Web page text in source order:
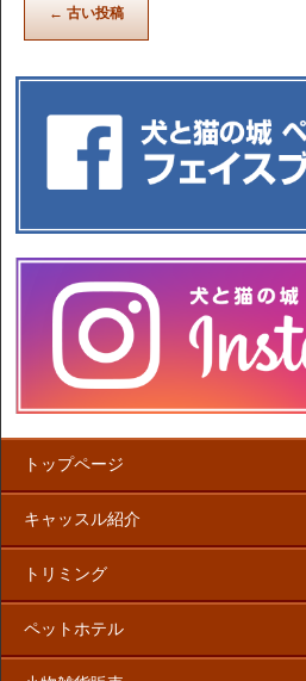
← 古い投稿
トップページ
キャッスル紹介
トリミング
ペットホテル